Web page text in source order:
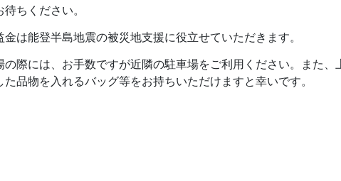
ちください。
金は能登半島地震の被災地支援に役立せていただきます。
の際には、お手数ですが近隣の駐車場をご利用ください。また、
た品物を入れるバッグ等をお持ちいただけますと幸いです。